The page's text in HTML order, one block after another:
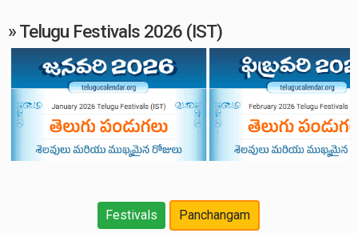
» Telugu Festivals 2026 (IST)
Festivals Panchangam